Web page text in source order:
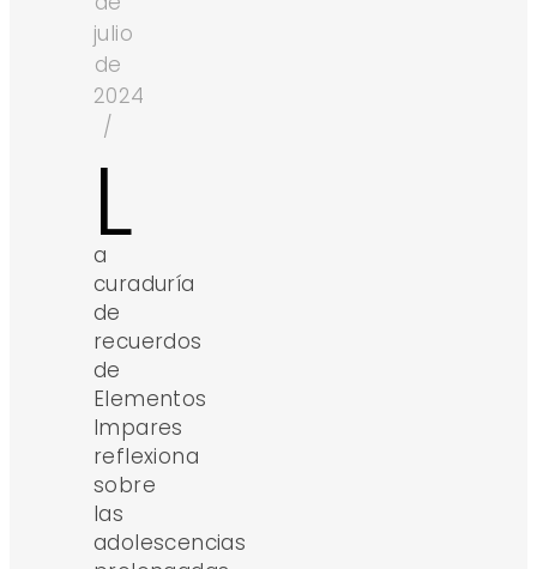
julio
de
2024
/
L
a
curaduría
de
recuerdos
de
Elementos
Impares
reflexiona
sobre
las
adolescencias